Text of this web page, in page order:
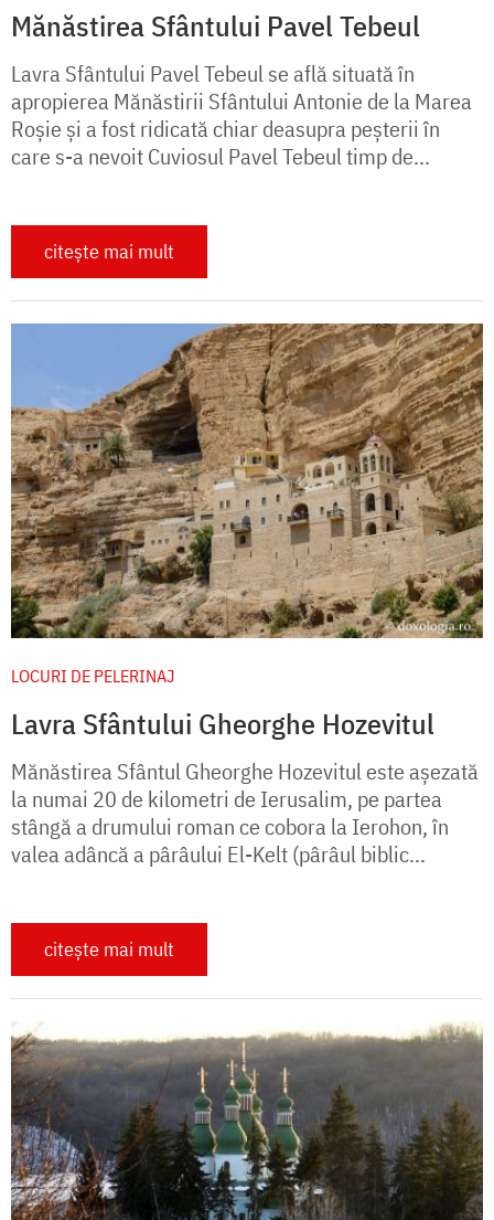
Mănăstirea Sfântului Pavel Tebeul
Lavra Sfântului Pavel Tebeul se află situată în
apropierea Mănăstirii Sfântului Antonie de la Marea
Roşie şi a fost ridicată chiar deasupra peşterii în
care s-a nevoit Cuviosul Pavel Tebeul timp de...
citește mai mult
LOCURI DE PELERINAJ
Lavra Sfântului Gheorghe Hozevitul
Mănăstirea Sfântul Gheorghe Hozevitul este aşezată
la numai 20 de kilometri de Ierusalim, pe partea
stângă a drumului roman ce cobora la Ierohon, în
valea adâncă a pârâului El-Kelt (pârâul biblic...
citește mai mult